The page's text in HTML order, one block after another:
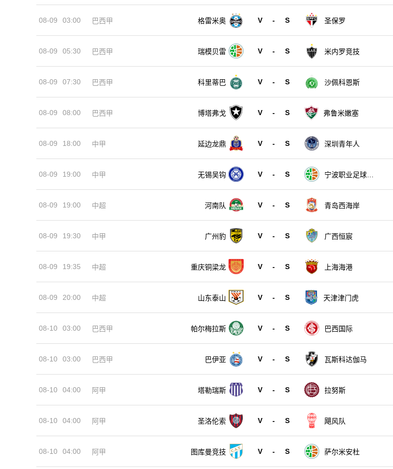
08-09 03:00 巴西甲 格雷米奥 V - S 圣保罗
08-09 05:30 巴西甲 瑞模贝雷 V - S 米内罗竞技
08-09 07:30 巴西甲 科里蒂巴 V - S 沙佩科恩斯
08-09 08:00 巴西甲 博塔弗戈 V - S 弗鲁米嫩塞
08-09 18:00 中甲 延边龙鼎 V - S 深圳青年人
08-09 19:00 中甲 无锡吴钩 V - S
宁波职业足球俱
08-09 19:00 中超 河南队 V - S 青岛西海岸
08-09 19:30 中甲 广州豹 V - S 广西恒宸
08-09 19:35 中超 重庆铜梁龙 V - S 上海海港
08-09 20:00 中超 山东泰山 V - S 天津津门虎
08-10 03:00 巴西甲 帕尔梅拉斯 V - S 巴西国际
08-10 03:00 巴西甲 巴伊亚 V - S 瓦斯科达伽马
08-10 04:00 阿甲 塔勒瑞斯 V - S 拉努斯
08-10 04:00 阿甲 圣洛伦索 V - S 飓风队
08-10 04:00 阿甲 图库曼竞技 V - S 萨尔米安杜